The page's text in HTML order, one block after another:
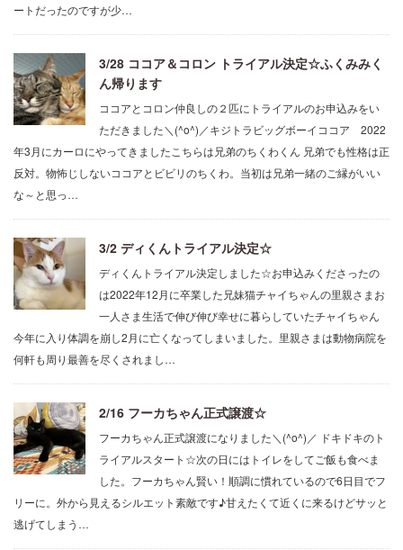
ートだったのですが少…
3/28 ココア＆コロン トライアル決定☆ふくみみく
ん帰ります
ココアとコロン仲良しの２匹にトライアルのお申込みをい
ただきました＼(^o^)／キジトラビッグボーイココア 2022
年3月にカーロにやってきましたこちらは兄弟のちくわくん 兄弟でも性格は正
反対。物怖じしないココアとビビリのちくわ。当初は兄弟一緒のご縁がいい
な～と思っ…
3/2 ディくんトライアル決定☆
ディくんトライアル決定しました☆お申込みくださったの
は2022年12月に卒業した兄妹猫チャイちゃんの里親さまお
一人さま生活で伸び伸び幸せに暮らしていたチャイちゃん
今年に入り体調を崩し2月に亡くなってしまいました。里親さまは動物病院を
何軒も周り最善を尽くされまし…
2/16 フーカちゃん正式譲渡☆
フーカちゃん正式譲渡になりました＼(^o^)／ ドキドキのト
ライアルスタート☆次の日にはトイレをしてご飯も食べま
した。フーカちゃん賢い！順調に慣れているので6日目でフ
リーに。外から見えるシルエット素敵です♪甘えたくて近くに来るけどサッと
逃げてしまう…